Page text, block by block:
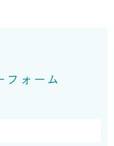
フォーム